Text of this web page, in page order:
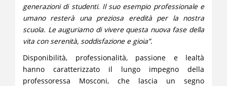
generazioni di studenti. Il suo esempio professionale e
umano resterà una preziosa eredità per la nostra
scuola. Le auguriamo di vivere questa nuova fase della
vita con serenità, soddisfazione e gioia”.
Disponibilità, professionalità, passione e lealtà
hanno caratterizzato il lungo impegno della
professoressa Mosconi, che lascia un segno